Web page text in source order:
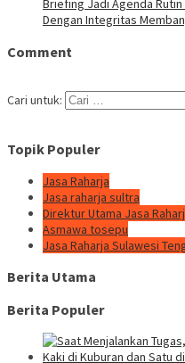
Briefing Jadi Agenda
Dengan Integritas
Comment
Cari untuk:
Topik Populer
Jasa Raharja
Jasa raharja sultra
Direktur Utama Jasa
Asmawa tosepu
Jasa Raharja Sulawesi
Berita Utama
Berita Populer